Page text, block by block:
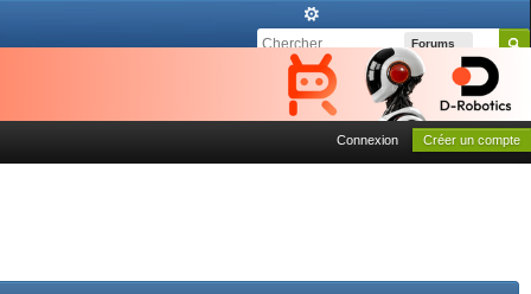
Forums
Connexion Créer un compte